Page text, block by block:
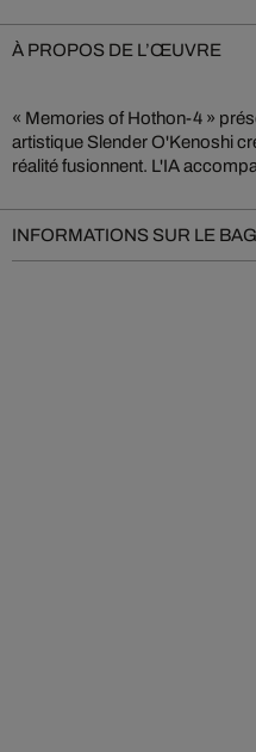
À PROPOS DE L’ŒUVRE
« Memories of Hothon-4 »
artistique Slender O'Kenoshi
réalité fusionnent. L'IA
la biographie du personnage
uniquement comme un outil,
INFORMATIONS SUR LE